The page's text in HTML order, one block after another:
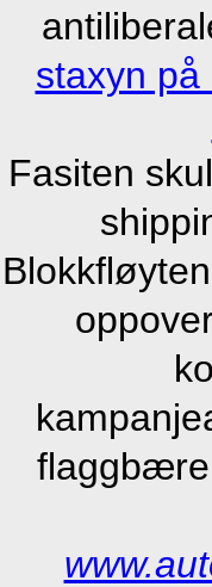
staxyn på
Fasiten